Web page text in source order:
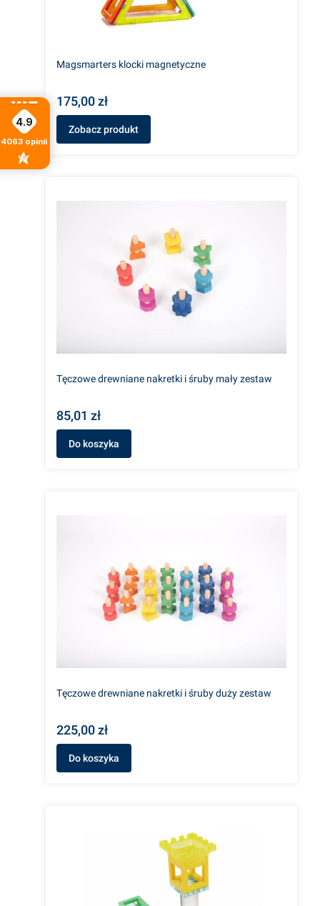
Magsmarters klocki magnetyczne
175,00 zł
Zobacz produkt
Tęczowe drewniane nakretki i śruby mały zestaw
85,01 zł
Do koszyka
Tęczowe drewniane nakretki i śruby duży zestaw
225,00 zł
Do koszyka
4.9
4063 opinii